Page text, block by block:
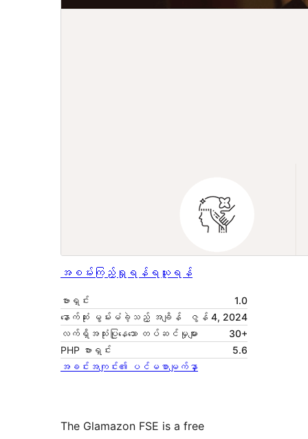
အစမ်းကြည့်ရှုရန် ရယူရန်
ဗားရှင်း
1.0
နောက်ဆုံး မွမ်းမံခဲ့သည့် အချိန်
ဇွန် 4, 2024
လက်ရှိအသုံးပြုနေသော တပ်ဆင်မှုများ
30+
PHP ဗားရှင်း
5.6
အခင်းအကျင်း၏ ပင်မစာမျက်နှာ
The Glamazon FSE is a free